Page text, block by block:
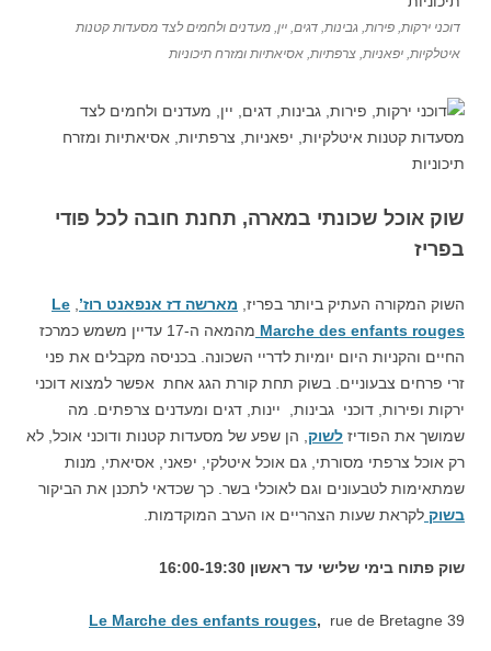
דוכני ירקות, פירות, גבינות, דגים, יין, מעדנים ולחמים לצד מסעדות קטנות
איטלקיות, יפאניות, צרפתיות, אסיאתיות ומזרח תיכוניות
שוק אוכל שכונתי במארה, תחנת חובה לכל פודי
בפריז
השוק המקורה העתיק ביותר בפריז, מארשה דז אנפאנט רוז’ Le
Marche des enfants rouges
מהמאה ה-17 עדיין משמש כמרכז
החיים והקניות היום יומיות לדריי השכונה. בכניסה מקבלים את פני
זרי פרחים צבעוניים. בשוק תחת קורת הגג אחת אפשר למצוא דוכני
ירקות ופירות, דוכני גבינות, יינות, דגים ומעדנים צרפתים. מה
שמושך את הפודיז לשוק , הן שפע של מסעדות קטנות ודוכני אוכל, לא
רק אוכל צרפתי מסורתי, גם אוכל איטלקי, יפאני, אסיאתי, מנות
שמתאימות לטבעונים וגם לאוכלי בשר. כך שכדאי לתכנן את הביקור
בשוק לקראת שעות הצהריים או הערב המוקדמות.
שוק פתוח בימי שלישי עד ראשון 16:00-19:30
Le Marche des enfants rouges, rue de Bretagne 39